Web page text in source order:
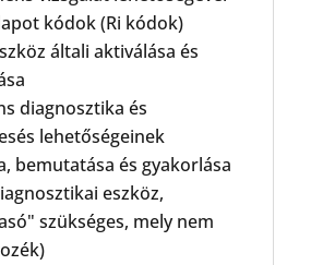
kódok (Ri kódok)
általi aktiválása és
diagnosztika és
lehetőségeinek
bemutatása és gyakorlása
eszköz,
szükséges, mely nem